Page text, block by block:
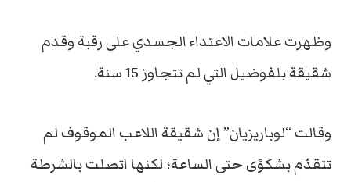
وظهرت علامات الاعتداء الجسدي على رقبة وقدم
شقيقة بلفوضيل التي لم تتجاوز 15 سنة.
وقالت “لوباريزيان” إن شقيقة اللاعب الموقوف لم
تتقدّم بشكوًى حتى الساعة؛ لكنها اتصلت بالشرطة